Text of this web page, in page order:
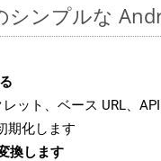
シンプルな
ット、ベース URL、
期化します
換します